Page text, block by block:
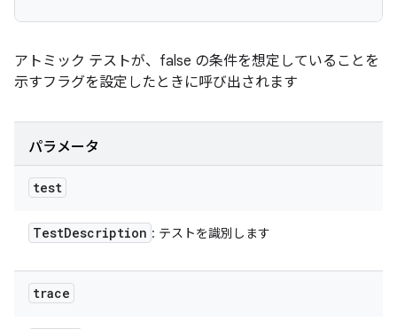
アトミック テストが、false の条件を想定していることを
示すフラグを設定したときに呼び出されます
パラメータ
test
TestDescription : テストを識別します
trace